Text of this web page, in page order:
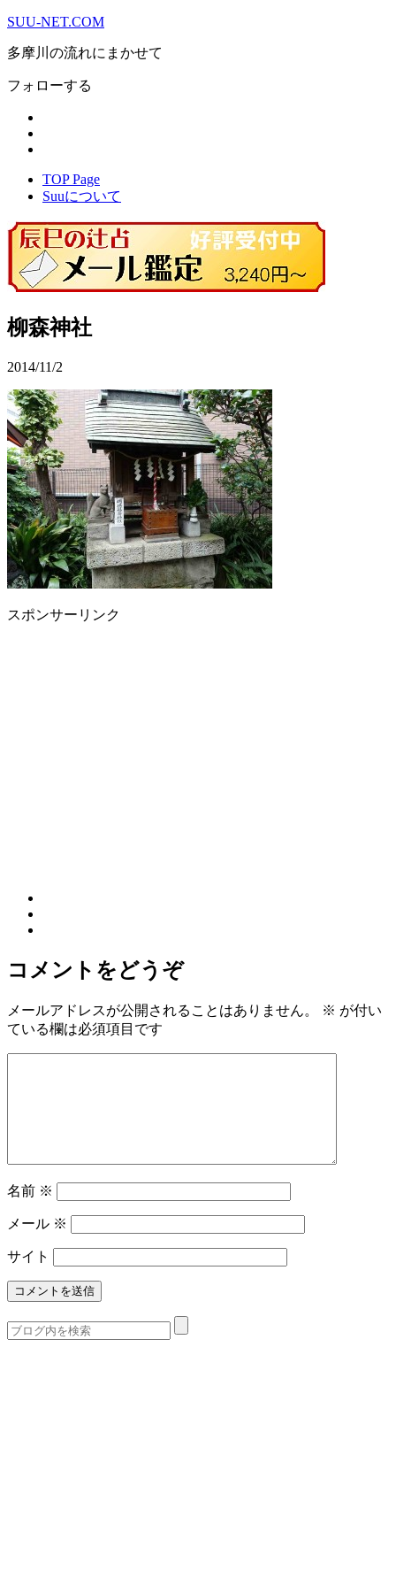
SUU-NET.COM
多摩川の流れにまかせて
フォローする
TOP Page
Suuについて
柳森神社
2014/11/2
スポンサーリンク
コメントをどうぞ
メールアドレスが公開されることはありません。 ※ が付い
ている欄は必須項目です
名前 ※
メール ※
サイト